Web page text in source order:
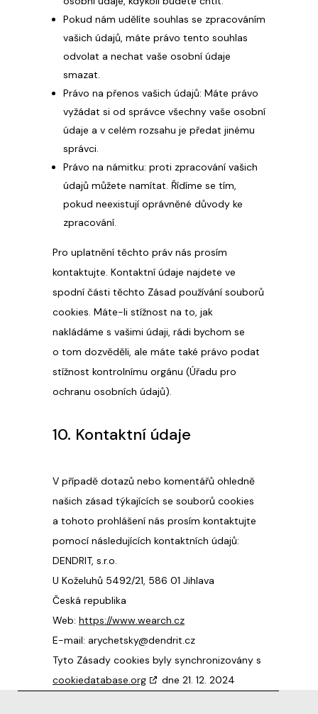
Pokud nám udělíte souhlas se zpracováním
vašich údajů, máte právo tento souhlas
odvolat a nechat vaše osobní údaje
smazat.
Právo na přenos vašich údajů: Máte právo
vyžádat si od správce všechny vaše osobní
údaje a v celém rozsahu je předat jinému
správci.
Právo na námitku: proti zpracování vašich
údajů můžete namítat. Řídíme se tím,
pokud neexistují oprávněné důvody ke
zpracování.
Pro uplatnění těchto práv nás prosím
kontaktujte. Kontaktní údaje najdete ve
spodní části těchto Zásad používání souborů
cookies. Máte-li stížnost na to, jak
nakládáme s vašimi údaji, rádi bychom se
o tom dozvěděli, ale máte také právo podat
stížnost kontrolnímu orgánu (Úřadu pro
ochranu osobních údajů).
10. Kontaktní údaje
V případě dotazů nebo komentářů ohledně
našich zásad týkajících se souborů cookies
a tohoto prohlášení nás prosím kontaktujte
pomocí následujících kontaktních údajů:
DENDRIT, s.r.o.
U Koželuhů 5492/21, 586 01 Jihlava
Česká republika
Web: https://www.wearch.cz
E-mail: arychetsky@dendrit.cz
Tyto Zásady cookies byly synchronizovány s
cookiedatabase.org
dne 21. 12. 2024